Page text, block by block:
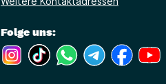
Folge uns:
(Link öffnet ein neues
(Link öffnet ein neues
(Link öffnet ein
(Link öffnet
(Link